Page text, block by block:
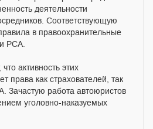
деятельности
Соответствующую
в правоохранительные
РСА.
активность этих
права как страхователей, так
Зачастую работа автоюристов
уголовно-наказуемых